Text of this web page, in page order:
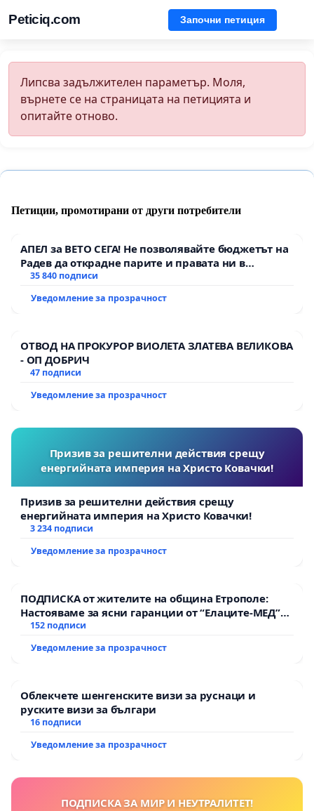
Peticiq.com Започни петиция
Липсва задължителен параметър. Моля,
върнете се на страницата на петицията и
опитайте отново.
Петиции, промотирани от други потребители
АПЕЛ за ВЕТО СЕГА! Не позволявайте бюджетът на
Радев да открадне парите и правата ни в
тъмното
35 840 подписи
Уведомление за прозрачност
ОТВОД НА ПРОКУРОР ВИОЛЕТА ЗЛАТЕВА ВЕЛИКОВА
- ОП ДОБРИЧ
47 подписи
Уведомление за прозрачност
Призив за решителни действия срещу
енергийната империя на Христо Ковачки!
Призив за решителни действия срещу
енергийната империя на Христо Ковачки!
3 234 подписи
Уведомление за прозрачност
ПОДПИСКА от жителите на община Етрополе:
Настояваме за ясни гаранции от “Елаците-МЕД”
АД и от държавата, че ще се изпълнят всички
152 подписи
Уведомление за прозрачност
Облекчете шенгенските визи за руснаци и
руските визи за българи
16 подписи
Уведомление за прозрачност
ПОДПИСКА ЗА МИР И НЕУТРАЛИТЕТ!